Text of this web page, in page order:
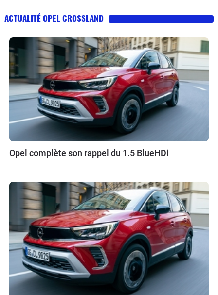
ACTUALITÉ OPEL CROSSLAND
Opel complète son rappel du 1.5 BlueHDi